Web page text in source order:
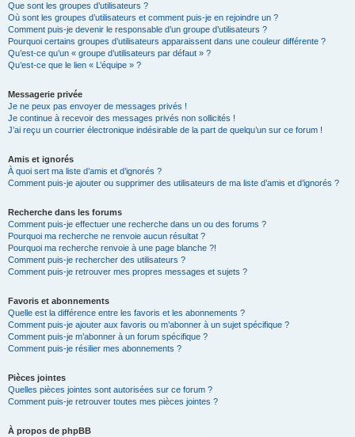
Que sont les groupes d’utilisateurs ?
Où sont les groupes d’utilisateurs et comment puis-je en rejoindre un ?
Comment puis-je devenir le responsable d’un groupe d’utilisateurs ?
Pourquoi certains groupes d’utilisateurs apparaissent dans une couleur différente ?
Qu’est-ce qu’un « groupe d’utilisateurs par défaut » ?
Qu’est-ce que le lien « L’équipe » ?
Messagerie privée
Je ne peux pas envoyer de messages privés !
Je continue à recevoir des messages privés non sollicités !
J’ai reçu un courrier électronique indésirable de la part de quelqu’un sur ce forum !
Amis et ignorés
À quoi sert ma liste d’amis et d’ignorés ?
Comment puis-je ajouter ou supprimer des utilisateurs de ma liste d’amis et d’ignorés ?
Recherche dans les forums
Comment puis-je effectuer une recherche dans un ou des forums ?
Pourquoi ma recherche ne renvoie aucun résultat ?
Pourquoi ma recherche renvoie à une page blanche ?!
Comment puis-je rechercher des utilisateurs ?
Comment puis-je retrouver mes propres messages et sujets ?
Favoris et abonnements
Quelle est la différence entre les favoris et les abonnements ?
Comment puis-je ajouter aux favoris ou m’abonner à un sujet spécifique ?
Comment puis-je m’abonner à un forum spécifique ?
Comment puis-je résilier mes abonnements ?
Pièces jointes
Quelles pièces jointes sont autorisées sur ce forum ?
Comment puis-je retrouver toutes mes pièces jointes ?
À propos de phpBB